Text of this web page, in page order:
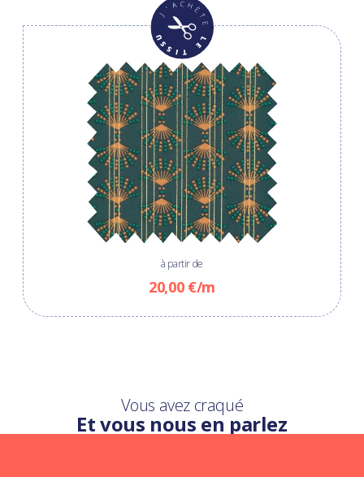
à partir de
20,00 €/m
Vous avez craqué
Et vous nous en parlez